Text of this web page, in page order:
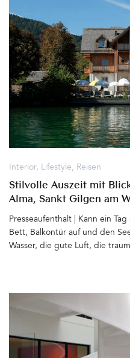
Interior, Lifestyle, Reisen
Stilvolle Auszeit mit
Alma, Sankt Gilgen am
Presseaufenthalt | Kann ein
Bett, Balkontür auf und den
Wasser, die gute Luft, die
wir gerne daran und die
ganz besonderen Unterkunft
Denn die Villa Alma kann nur